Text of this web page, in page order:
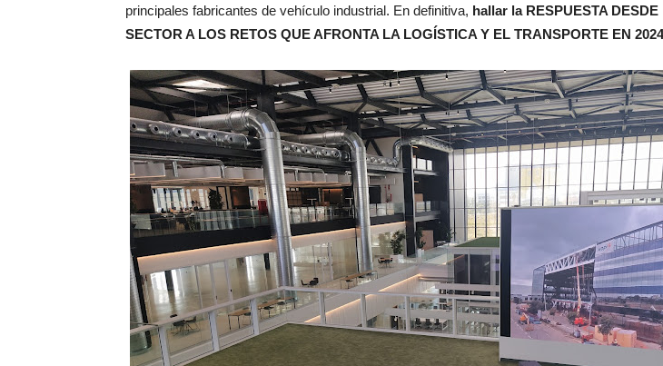
principales fabricantes de vehículo industrial. En definitiva, hallar la RESPUESTA DESDE
SECTOR A LOS RETOS QUE AFRONTA LA LOGÍSTICA Y EL TRANSPORTE EN 2024